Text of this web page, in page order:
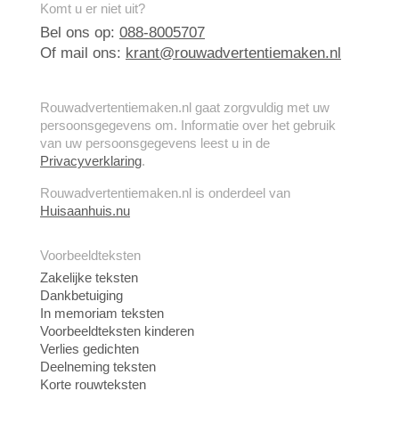
Komt u er niet uit?
Bel ons op: 088-8005707
Of mail ons: krant@rouwadvertentiemaken.nl
Rouwadvertentiemaken.nl gaat zorgvuldig met uw
persoonsgegevens om. Informatie over het gebruik
van uw persoonsgegevens leest u in de
Privacyverklaring.
Rouwadvertentiemaken.nl is onderdeel van
Huisaanhuis.nu
Voorbeeldteksten
Zakelijke teksten
Dankbetuiging
In memoriam teksten
Voorbeeldteksten kinderen
Verlies gedichten
Deelneming teksten
Korte rouwteksten